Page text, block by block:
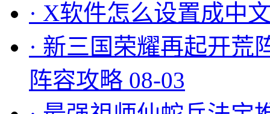
· X软件怎么设置成中
· 新三国荣耀再起开荒
阵容攻略 08-03